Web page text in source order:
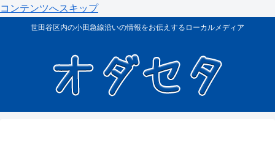
コンテンツへスキップ
世田谷区内の小田急線沿いの情報をお伝えするローカルメディア